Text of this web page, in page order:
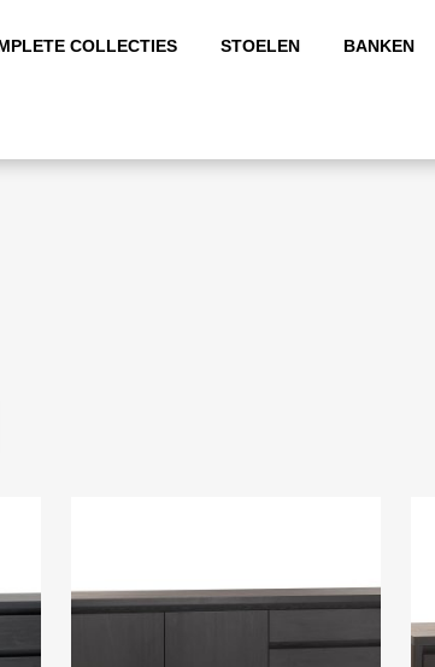
COLLECTIES STOELEN BANKEN